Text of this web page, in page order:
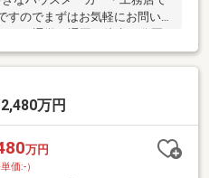
のでまずはお気軽にお問い合
松中学校 徒歩9分・ひのか
分圏内♪・ライフ本一色店 徒
徒歩4分・クリエイトS・D江
見学予約受付中 ■■■■■現
連絡下さい。ハウスプラザ青
万円
万円
単価:-）